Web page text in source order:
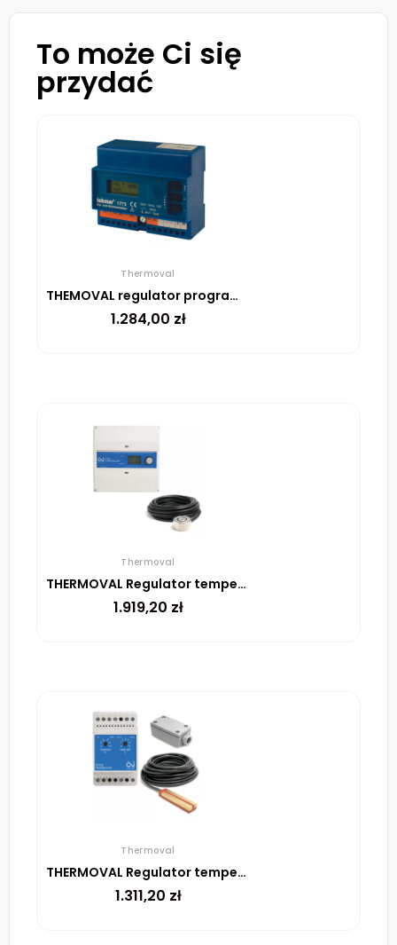
To może Ci się
przydać
Thermoval
THEMOVAL regulator programowalny TR1773
1.284,00 zł
Thermoval
THERMOVAL Regulator temperatury ETO2 + Czujnik wilgotności i temperatury ETOG55
1.919,20 zł
Thermoval
THERMOVAL Regulator temperatury ETR2 + Czujnik wilgotności i temperatury ETOR 55, ETF 744/99
1.311,20 zł